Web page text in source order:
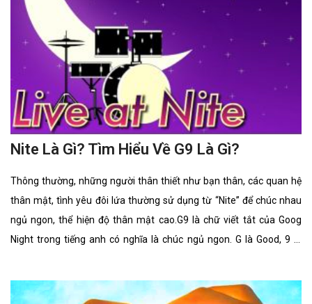
Nite Là Gì? Tìm Hiểu Về G9 Là Gì?
Thông thường, những người thân thiết như bạn thân, các quan hệ
thân mật, tình yêu đôi lứa thường sử dụng từ “Nite” để chúc nhau
ngủ ngon, thể hiện độ thân mật cao.G9 là chữ viết tắt của Goog
Night trong tiếng anh có nghĩa là chúc ngủ ngon. G là Good, 9 là
là một kí hiệu chúc ngủ ngon, nhiều người thường sử dụng kí hiệu
này để gửi tin nhắn cho nhau để ngắn gọn hơn.